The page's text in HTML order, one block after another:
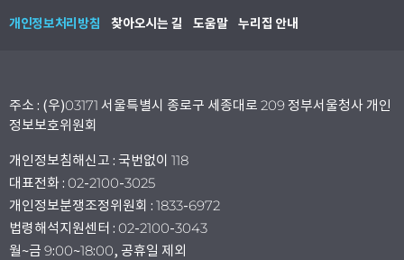
개인정보처리방침 찾아오시는 길 도움말 누리집 안내
주소 : (우)03171 서울특별시 종로구 세종대로 209 정부서울청사 개인
정보보호위원회
개인정보침해신고 : 국번없이 118
대표전화 : 02-2100-3025
개인정보분쟁조정위원회 : 1833-6972
법령해석지원센터 : 02-2100-3043
월~금 9:00~18:00, 공휴일 제외